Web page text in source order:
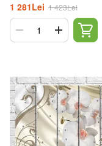
1 281Lei 1 423Lei